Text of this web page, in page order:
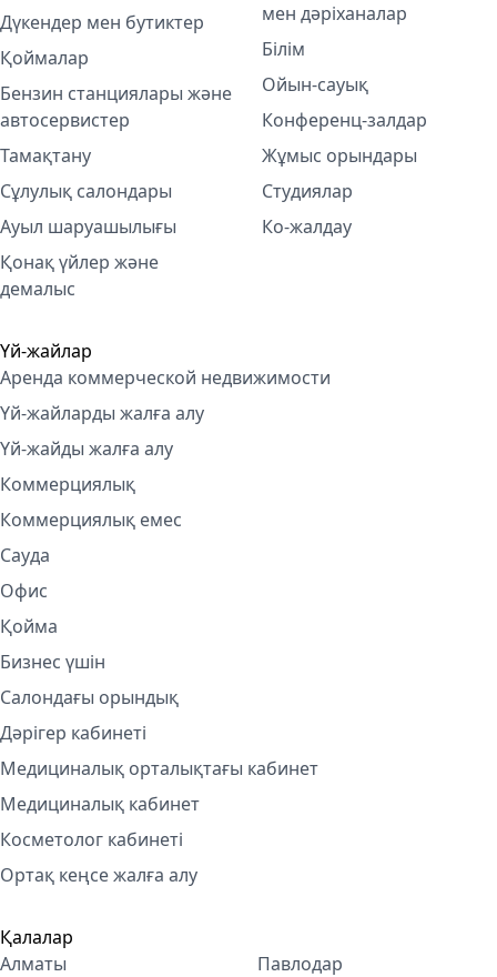
Дүкендер мен бутиктер
Қоймалар
Бензин станциялары және
автосервистер
Тамақтану
Сұлулық салондары
Ауыл шаруашылығы
Қонақ үйлер және
демалыс
мен дәріханалар
Білім
Ойын-сауық
Конференц-залдар
Жұмыс орындары
Студиялар
Ко-жалдау
Үй-жайлар
Аренда коммерческой недвижимости
Үй-жайларды жалға алу
Үй-жайды жалға алу
Коммерциялық
Коммерциялық емес
Сауда
Офис
Қойма
Бизнес үшін
Салондағы орындық
Дәрігер кабинеті
Медициналық орталықтағы кабинет
Медициналық кабинет
Косметолог кабинетi
Ортақ кеңсе жалға алу
Қалалар
Алматы
Павлодар